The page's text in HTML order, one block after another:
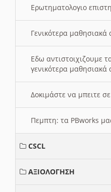
Ερωτηματολογιο
Γενικότερα
Εδω αντιστοιχιζουμε
γενικότερα μαθησιακά
Δοκιμάστε να μπειτε
Πεμπτη: τα PBworks
CSCL
ΑΞΙΟΛΟΓΗΣΗ